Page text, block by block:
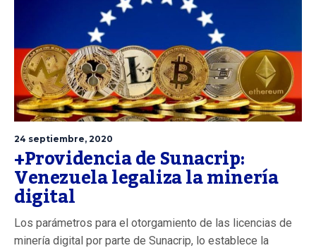
24 septiembre, 2020
+Providencia de Sunacrip:
Venezuela legaliza la minería
digital
Los parámetros para el otorgamiento de las licencias de
minería digital por parte de Sunacrip, lo establece la